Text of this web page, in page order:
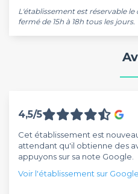
L'établissement est réservable
fermé de 15h à 18h tous les jours.
4,5/5
Cet établissement est
attendant qu'il obtienne des
appuyons sur sa note Google.
Voir l'établissement sur Google